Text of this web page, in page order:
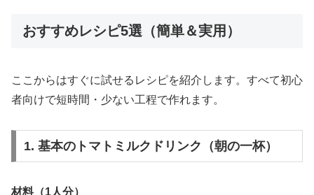
おすすめレシピ5選（簡単＆実用）
ここからはすぐに試せるレシピを紹介します。すべて初心
者向けで短時間・少ない工程で作れます。
1. 基本のトマトミルクドリンク（朝の一杯）
材料（1人分）